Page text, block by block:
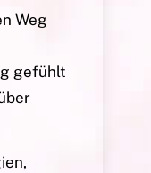
Weg
gefühlt